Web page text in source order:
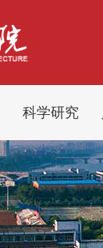
科学研究